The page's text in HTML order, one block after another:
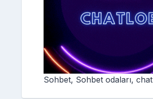
Sohbet, Sohbet odaları, chat